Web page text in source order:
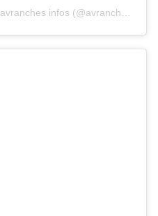
avranches infos (@avranches.infos) le 7 Juin 2019 à 5 :12 PDT